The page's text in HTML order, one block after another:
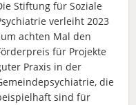
Stiftung für Soziale
verleiht 2023
achten Mal den
für Projekte
Praxis in der
die
sind für